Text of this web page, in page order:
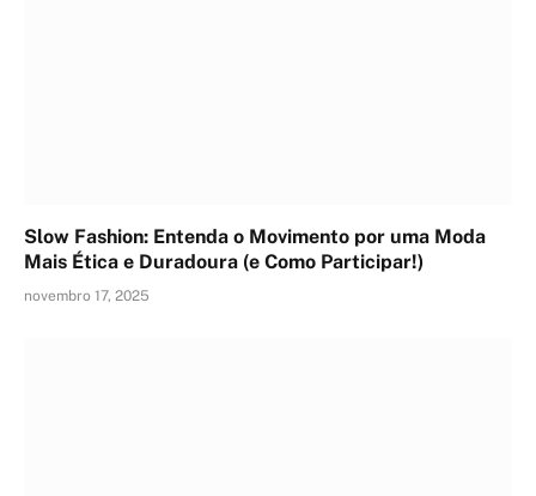
Slow Fashion: Entenda o Movimento por uma Moda
Mais Ética e Duradoura (e Como Participar!)
novembro 17, 2025